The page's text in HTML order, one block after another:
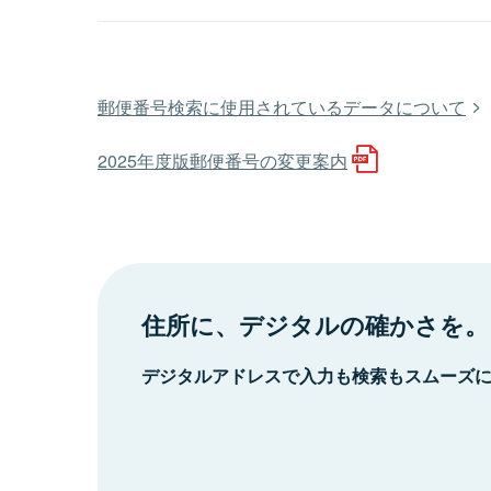
郵便番号検索に使用されているデータについて
2025年度版郵便番号の変更案内
住所に、デジタルの確かさを。
デジタルアドレスで入力も検索もスムーズ